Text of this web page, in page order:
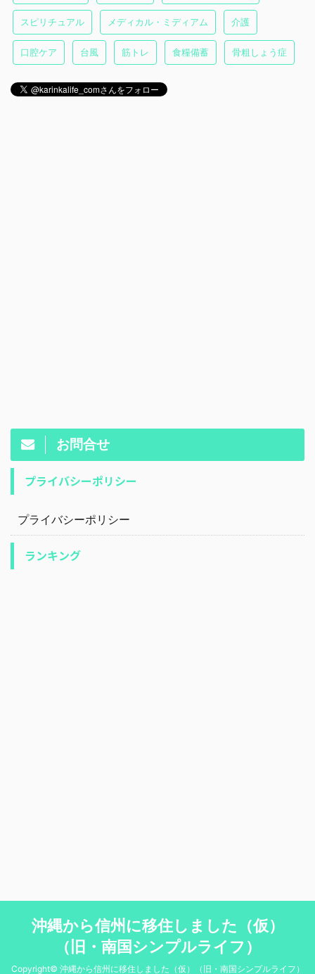
スピリチュアル メディカル・ミディアム 介護
口腔ケア 台風 筋トレ 食糧備蓄 骨粗しょう症
お問合せ
プライバシーポリシー
プライバシーポリシー
ランキング
沖縄から信州に移住しました（仮）
（旧・南国シンプルライフ）
Copyright© 沖縄から信州に移住しました（仮）（旧・南国シンプルライフ）